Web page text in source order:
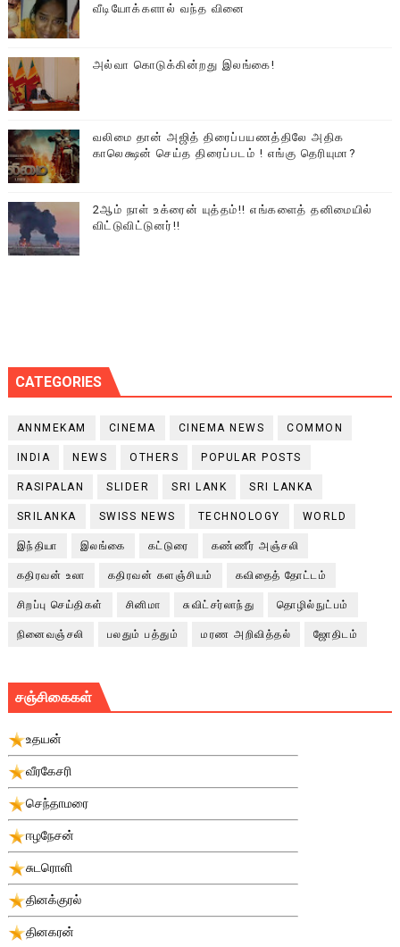
வீடியோக்களால் வந்த வினை
அல்வா கொடுக்கின்றது இலங்கை!
வலிமை தான் அஜித் திரைப்பயணத்திலே அதிக
காலெக்ஷன் செய்த திரைப்படம் ! எங்கு தெரியுமா?
2ஆம் நாள் உக்ரைன் யுத்தம்!! எங்களைத் தனிமையில்
விட்டுவிட்டுனர்!!
CATEGORIES
ANNMEKAM CINEMA CINEMA NEWS COMMON
INDIA NEWS OTHERS POPULAR POSTS
RASIPALAN SLIDER SRI LANK SRI LANKA
SRILANKA SWISS NEWS TECHNOLOGY WORLD
இந்தியா இலங்கை கட்டுரை கண்ணீர் அஞ்சலி
கதிரவன் உலா கதிரவன் களஞ்சியம் கவிதைத் தோட்டம்
சிறப்பு செய்திகள் சினிமா சுவிட்சர்லாந்து தொழில்நுட்பம்
நினைவஞ்சலி பலதும் பத்தும் மரண அறிவித்தல் ஜோதிடம்
சஞ்சிகைகள்
உதயன்
வீரகேசரி
செந்தாமரை
ஈழநேசன்
சுடரொளி
தினக்குரல்
தினகரன்